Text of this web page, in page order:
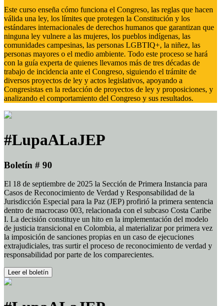
Este curso enseña cómo funciona el Congreso, las reglas que hacen
válida una ley, los límites que protegen la Constitución y los
estándares internacionales de derechos humanos que garantizan que
ninguna ley vulnere a las mujeres, los pueblos indígenas, las
comunidades campesinas, las personas LGBTIQ+, la niñez, las
personas mayores o el medio ambiente. Todo este proceso se hará
con la guía experta de quienes llevamos más de tres décadas de
trabajo de incidencia ante el Congreso, siguiendo el trámite de
diversos proyectos de ley y actos legislativos, apoyando a
Congresistas en la redacción de proyectos de ley y proposiciones, y
analizando el comportamiento del Congreso y sus resultados.
#LupaALaJEP
Boletín # 90
El 18 de septiembre de 2025 la Sección de Primera Instancia para
Casos de Reconocimiento de Verdad y Responsabilidad de la
Jurisdicción Especial para la Paz (JEP) profirió la primera sentencia
dentro de macrocaso 003, relacionada con el subcaso Costa Caribe
I. La decisión constituye un hito en la implementación del modelo
de justicia transicional en Colombia, al materializar por primera vez
la imposición de sanciones propias en un caso de ejecuciones
extrajudiciales, tras surtir el proceso de reconocimiento de verdad y
responsabilidad por parte de los comparecientes.
Leer el boletín